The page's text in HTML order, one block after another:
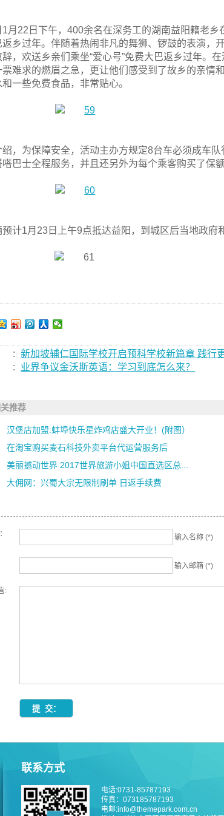
1月22日下午，400余名在深务工的湖南益阳籍老乡
返乡过年。伴随着热闹非凡的舞狮、锣鼓的表演，
辞，欢送乡亲们乘坐“爱心号”免费大巴返乡过年。
票难求的燃眉之急，更让他们感受到了故乡的亲情
和一些免费食品，非常贴心。
绍，为保障安全，活动主办方规定8台车必须成车
嗒巴士全程服务，并且还另外为每个乘客购买了保
预计1月23日上午9点抵达益阳，到城区后当地政
:
新加坡辅仁国际学校开启预科学校新篇章 践行
:
业界争议金沃斯英语：学习到底怎么来？
推荐
汉堡店加盟:蚌埠快乐星炸鸡店盛大开业！(附图）
在淘宝购买麦石科技外卖平台代运营服务后
美丽撼动世界 2017世界旅游小姐中国直选区总...
大佣网：兴蜀大宗无限制刷单 日返手续费
输入名称 (*)
输入邮箱 (*)
:
联系方式
电话:0731-85787193
传真：073185787193
电邮:info@themepark.com.cn